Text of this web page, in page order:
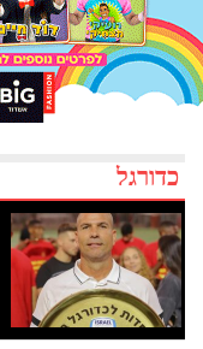
כדורגל